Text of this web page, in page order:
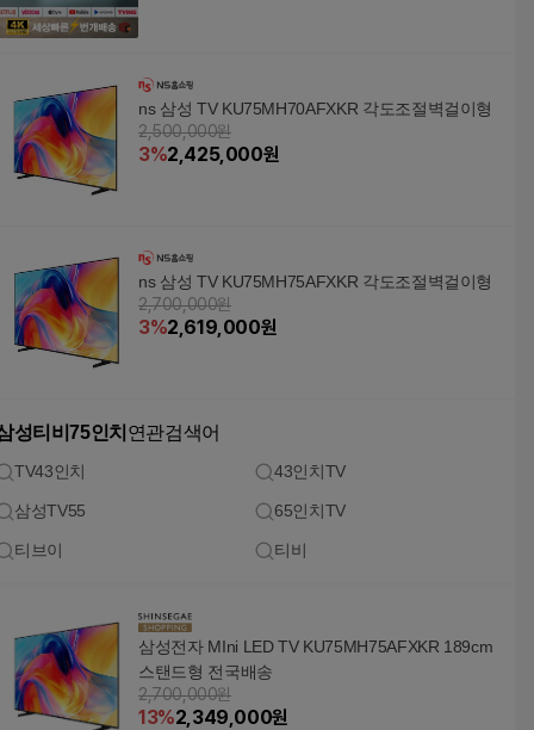
ns 삼성 TV KU75MH70AFXKR 각도조절벽걸이형
2,500,000원
3%2,425,000원
ns 삼성 TV KU75MH75AFXKR 각도조절벽걸이형
2,700,000원
3%2,619,000원
성티비75인치 연관검색어
TV43인치 43인치TV
삼성TV55 65인치TV
티브이 티비
삼성전자 MIni LED TV KU75MH75AFXKR 189cm
스탠드형 전국배송
2,700,000원
13%2,349,000원